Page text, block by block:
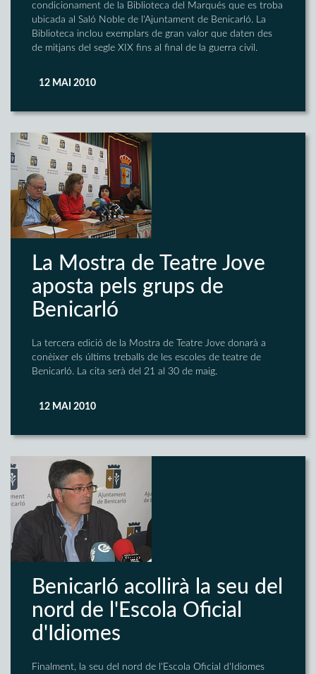
condicionament de la Biblioteca del Marqués que es troba
ubicada al Saló Noble de l'Ajuntament de Benicarló. La
Biblioteca inclou exemplars de gran valor que daten des
de mitjans del segle XIX fins al final de la guerra civil.
12 MAI 2010
La Mostra de Teatre Jove
aposta pels grups de
Benicarló
La tercera edició de la Mostra de Teatre Jove donarà a
conèixer els últims treballs de les escoles de teatre de
Benicarló. La cita serà del 21 al 30 de maig.
12 MAI 2010
Benicarló acollirà la seu del
nord de l'Escola Oficial
d'Idiomes
Finalment, la seu del nord de l'Escola Oficial d'Idiomes